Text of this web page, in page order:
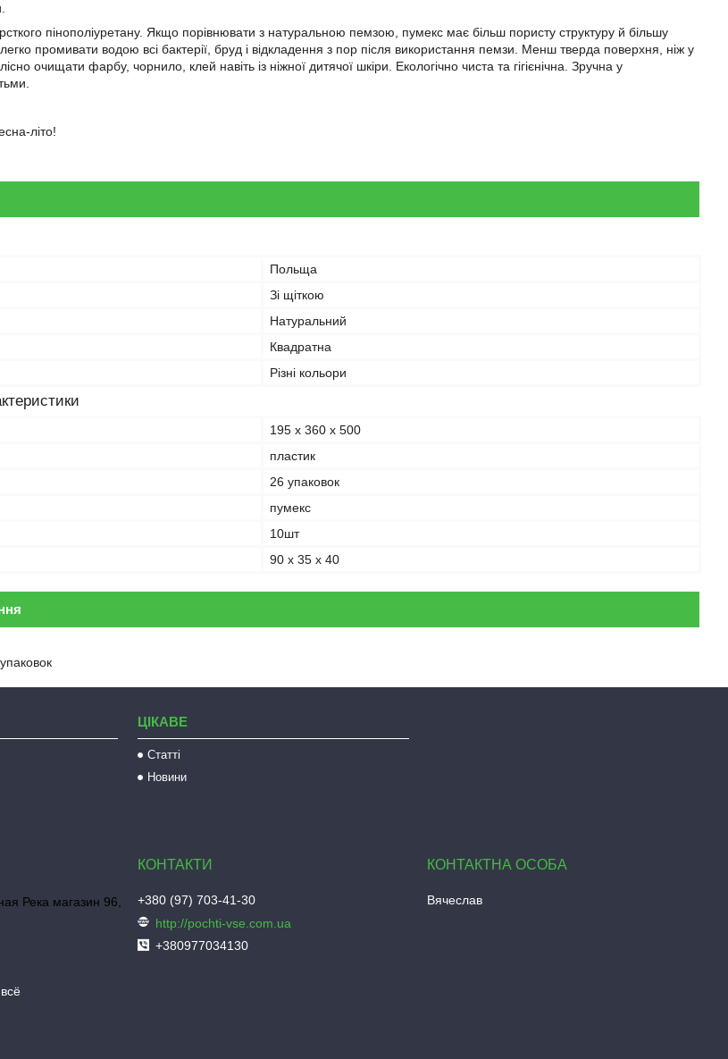
пінополіуретану. Якщо порівнювати з натуральною пемзою, пумекс має більш пористу структуру й більшу
промивати водою всі бактерії, бруд і відкладення з пор після використання пемзи. Менш тверда поверхня, ніж у
очищати фарбу, чорнило, клей навіть із ніжної дитячої шкіри. Екологічно чиста та гігієнічна. Зручна у
літо!
Польща
Зі щіткою
Натуральний
Квадратна
Різні кольори
195 х 360 х 500
пластик
26 упаковок
пумекс
10шт
90 х 35 х 40
ЦІКАВЕ
Статті
Новини
Река магазин 96,
+380 (97) 703-41-30
http://pochti-vse.com.ua
+380977034130
Вячеслав